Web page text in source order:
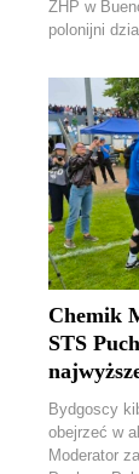
ZHP w
polonijni
Chemik
STS
Bydgoscy
obejrzeć w
Moderator